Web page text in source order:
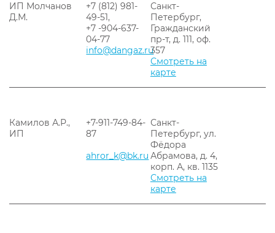
ИП Молчанов
Д.М.
+7 (812) 981-
49-51,
+7 -904-637-
04-77
info@dangaz.ru
Санкт-
Петербург,
Гражданский
пр-т, д. 111, оф.
357
Смотреть на
карте
Камилов А.Р.,
ИП
+7-911-749-84-
87
ahror_k@bk.ru
Санкт-
Петербург, ул.
Фёдора
Абрамова, д. 4,
корп. А, кв. 1135
Смотреть на
карте